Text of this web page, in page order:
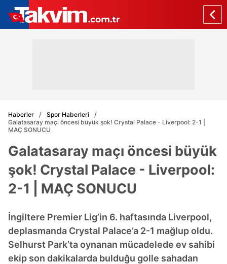
Haberler
Spor Haberleri
Galatasaray maçı öncesi büyük şok! Crystal Palace - Liverpool: 2-1 |
MAÇ SONUCU
Galatasaray maçı öncesi büyük
şok! Crystal Palace - Liverpool:
2-1 | MAÇ SONUCU
İngiltere Premier Lig’in 6. haftasında Liverpool,
deplasmanda Crystal Palace’a 2-1 mağlup oldu.
Selhurst Park’ta oynanan mücadelede ev sahibi
ekip son dakikalarda bulduğu golle sahadan